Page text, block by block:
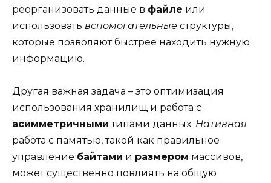
реорганизовать данные в файле или
использовать вспомогательные структуры,
которые позволяют быстрее находить нужную
информацию.
Другая важная задача – это оптимизация
использования хранилищ и работа с
асимметричными типами данных. Нативная
работа с памятью, такой как правильное
управление байтами и размером массивов,
может существенно повлиять на общую